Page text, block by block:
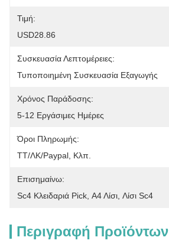
Τιμή:
USD28.86
Συσκευασία Λεπτομέρειες:
Τυποποιημένη Συσκευασία Εξαγωγής
Χρόνος Παράδοσης:
5-12 Εργάσιμες Ημέρες
Όροι Πληρωμής:
ΤΤ/ΛΚ/Paypal, Κλπ.
Επισημαίνω:
Sc4 Κλειδαριά Pick Α4 Λίσι Λίσι Sc4
Περιγραφή Προϊόντων